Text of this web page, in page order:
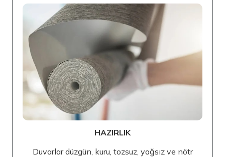
HAZIRLIK
Duvarlar düzgün, kuru, tozsuz, yağsız ve nötr